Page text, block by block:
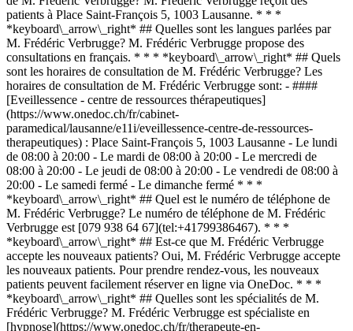
patients à Place Saint-François 5, 1003 Lausanne. * * *
*keyboard\_arrow\_right* ## Quelles sont les langues parlées par
M. Frédéric Verbrugge? M. Frédéric Verbrugge propose des
consultations en français. * * * *keyboard\_arrow\_right* ## Quels
sont les horaires de consultation de M. Frédéric Verbrugge? Les
horaires de consultation de M. Frédéric Verbrugge sont: - ####
[Eveillessence - centre de ressources thérapeutiques]
(https://www.onedoc.ch/fr/cabinet-
paramedical/lausanne/e11i/eveillessence-centre-de-ressources-
therapeutiques) : Place Saint-François 5, 1003 Lausanne - Le lundi
de 08:00 à 20:00 - Le mardi de 08:00 à 20:00 - Le mercredi de
08:00 à 20:00 - Le jeudi de 08:00 à 20:00 - Le vendredi de 08:00 à
20:00 - Le samedi fermé - Le dimanche fermé * * *
*keyboard\_arrow\_right* ## Quel est le numéro de téléphone de
M. Frédéric Verbrugge? Le numéro de téléphone de M. Frédéric
Verbrugge est [079 938 64 67](tel:+41799386467). * * *
*keyboard\_arrow\_right* ## Est-ce que M. Frédéric Verbrugge
accepte les nouveaux patients? Oui, M. Frédéric Verbrugge accepte
les nouveaux patients. Pour prendre rendez-vous, les nouveaux
patients peuvent facilement réserver en ligne via OneDoc. * * *
*keyboard\_arrow\_right* ## Quelles sont les spécialités de M.
Frédéric Verbrugge? M. Frédéric Verbrugge est spécialiste en
[hypnose](https://www.onedoc.ch/fr/therapeute-en-